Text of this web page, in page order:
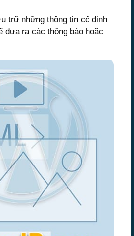
trữ những thông tin cố định
đưa ra các thông báo hoặc